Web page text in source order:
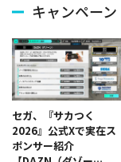
キャンペーン
セガ、『サカつく
2026』公式Xで実在ス
ポンサー紹介